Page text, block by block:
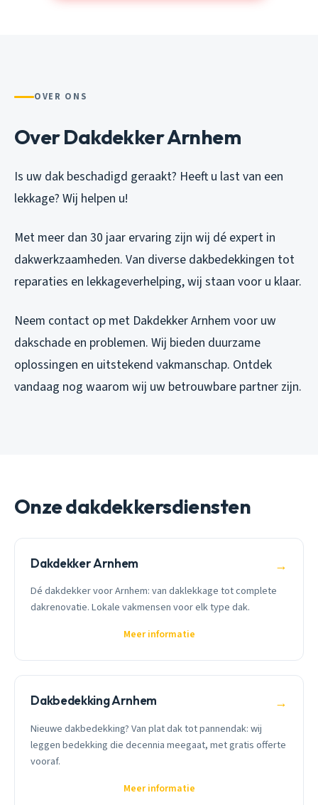
OVER ONS
Over Dakdekker Arnhem
Is uw dak beschadigd geraakt? Heeft u last van een
lekkage? Wij helpen u!
Met meer dan 30 jaar ervaring zijn wij dé expert in
dakwerkzaamheden. Van diverse dakbedekkingen tot
reparaties en lekkageverhelping, wij staan voor u klaar.
Neem contact op met Dakdekker Arnhem voor uw
dakschade en problemen. Wij bieden duurzame
oplossingen en uitstekend vakmanschap. Ontdek
vandaag nog waarom wij uw betrouwbare partner zijn.
Onze dakdekkersdiensten
Dakdekker Arnhem →
Dé dakdekker voor Arnhem: van daklekkage tot complete
dakrenovatie. Lokale vakmensen voor elk type dak.
Meer informatie
Dakbedekking Arnhem →
Nieuwe dakbedekking? Van plat dak tot pannendak: wij
leggen bedekking die decennia meegaat, met gratis offerte
vooraf.
Meer informatie